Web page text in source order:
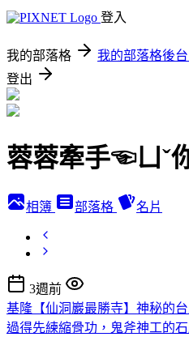
登入
我的部落格 我的部落格後台
登出
蓉蓉牽手☜ㄩˇ
相簿 部落格 名片
3週前
基隆【仙洞巖最勝寺】神秘的
過得先練縮骨功，鬼斧神工的